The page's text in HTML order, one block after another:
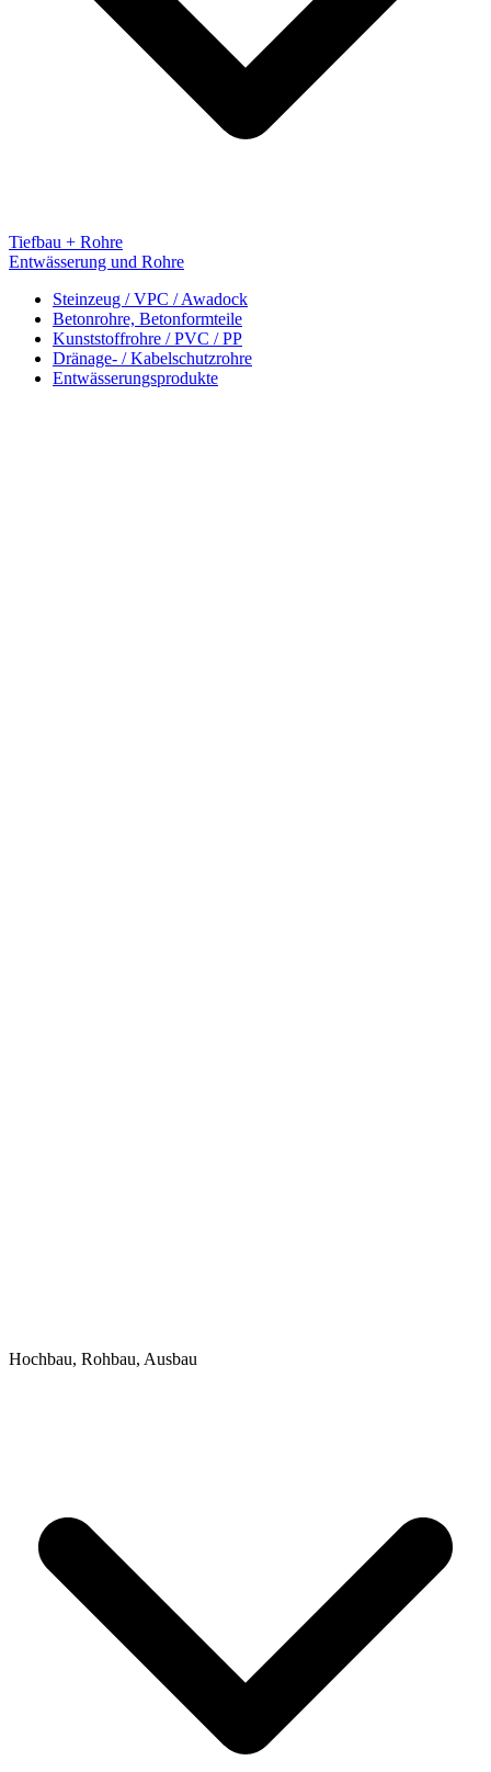
Tiefbau + Rohre
Entwässerung und Rohre
Steinzeug / VPC / Awadock
Betonrohre, Betonformteile
Kunststoffrohre / PVC / PP
Dränage- / Kabelschutzrohre
Entwässerungsprodukte
Hochbau, Rohbau, Ausbau